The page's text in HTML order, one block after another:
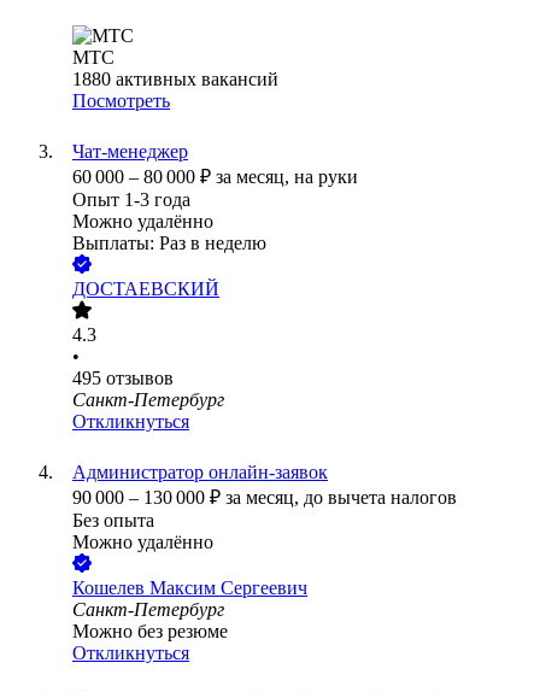
МТС
1880 активных вакансий
Посмотреть
Чат-менеджер
60 000 – 80 000 ₽ за месяц, на руки
Опыт 1-3 года
Можно удалённо
Выплаты: Раз в неделю
ДОСТАЕВСКИЙ
4.3
•
495 отзывов
Санкт-Петербург
Откликнуться
Администратор онлайн-заявок
90 000 – 130 000 ₽ за месяц, до вычета налогов
Без опыта
Можно удалённо
Кошелев Максим Сергеевич
Санкт-Петербург
Можно без резюме
Откликнуться